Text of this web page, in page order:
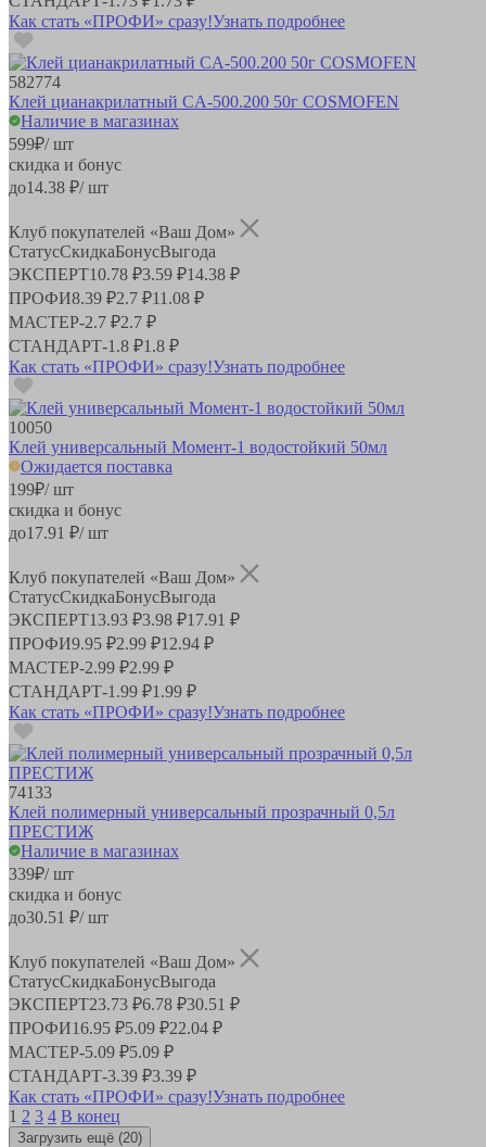
Как стать «ПРОФИ» сразу!Узнать подробнее
582774
Клей цианакрилатный CA-500.200 50г COSMOFEN
Наличие в магазинах
599₽/ шт
скидка и бонус
до14.38 ₽/ шт
Клуб покупателей «Ваш Дом»
СтатусСкидкаБонусВыгода
ЭКСПЕРТ10.78 ₽3.59 ₽14.38 ₽
ПРОФИ8.39 ₽2.7 ₽11.08 ₽
МАСТЕР-2.7 ₽2.7 ₽
СТАНДАРТ-1.8 ₽1.8 ₽
Как стать «ПРОФИ» сразу!Узнать подробнее
10050
Клей универсальный Момент-1 водостойкий 50мл
Ожидается поставка
199₽/ шт
скидка и бонус
до17.91 ₽/ шт
Клуб покупателей «Ваш Дом»
СтатусСкидкаБонусВыгода
ЭКСПЕРТ13.93 ₽3.98 ₽17.91 ₽
ПРОФИ9.95 ₽2.99 ₽12.94 ₽
МАСТЕР-2.99 ₽2.99 ₽
СТАНДАРТ-1.99 ₽1.99 ₽
Как стать «ПРОФИ» сразу!Узнать подробнее
74133
Клей полимерный универсальный прозрачный 0,5л
ПРЕСТИЖ
Наличие в магазинах
339₽/ шт
скидка и бонус
до30.51 ₽/ шт
Клуб покупателей «Ваш Дом»
СтатусСкидкаБонусВыгода
ЭКСПЕРТ23.73 ₽6.78 ₽30.51 ₽
ПРОФИ16.95 ₽5.09 ₽22.04 ₽
МАСТЕР-5.09 ₽5.09 ₽
СТАНДАРТ-3.39 ₽3.39 ₽
Как стать «ПРОФИ» сразу!Узнать подробнее
1 2 3 4 В конец
Загрузить ещё (20)